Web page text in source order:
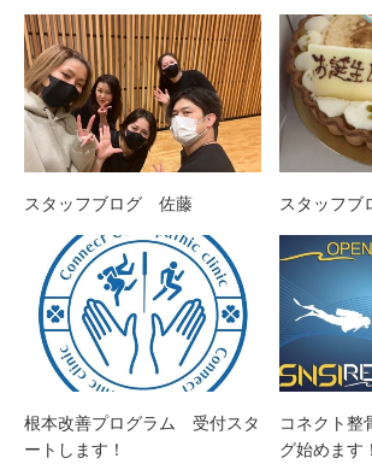
スタッフブログ 佐藤 スタッフ
根本改善プログラム 受付スタ
ートします！
コネクト
グ始めます！